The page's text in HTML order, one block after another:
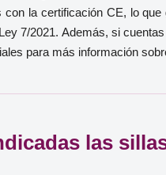
con la certificación CE, lo
7/2021. Además, si
para más información
las